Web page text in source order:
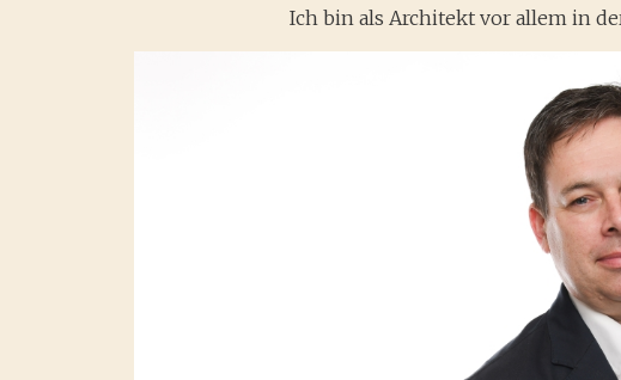
Ich bin als Architekt vor allem in